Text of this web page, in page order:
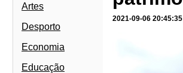
Artes
Desporto
Economia
Educação
2021-09-06 20:45:35